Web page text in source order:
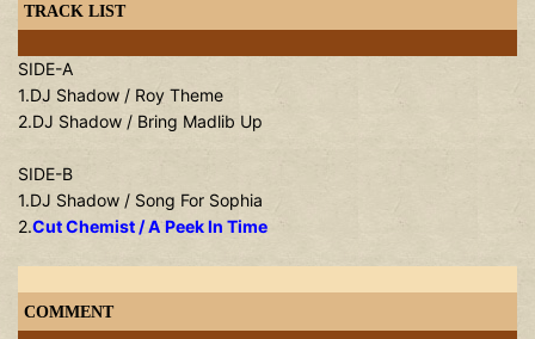
TRACK LIST
SIDE-A
1.DJ Shadow / Roy Theme
2.DJ Shadow / Bring Madlib Up
SIDE-B
1.DJ Shadow / Song For Sophia
2.Cut Chemist / A Peek In Time
COMMENT